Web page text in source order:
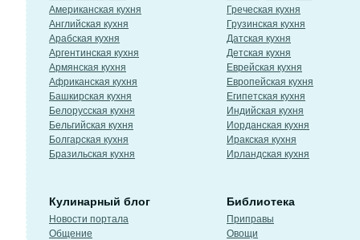
Американская кухня
Английская кухня
Арабская кухня
Аргентинская кухня
Армянская кухня
Африканская кухня
Башкирская кухня
Белорусская кухня
Бельгийская кухня
Болгарская кухня
Бразильская кухня
Греческая кухня
Грузинская кухня
Датская кухня
Детская кухня
Еврейская кухня
Европейская кухня
Египетская кухня
Индийская кухня
Иорданская кухня
Иракская кухня
Ирландская кухня
Кулинарный блог
Новости портала
Общение
Библиотека
Приправы
Овощи